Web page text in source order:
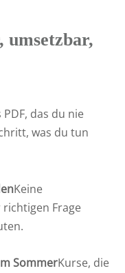
das du nie
was du tun
Keine
Frage
SommerKurse, die